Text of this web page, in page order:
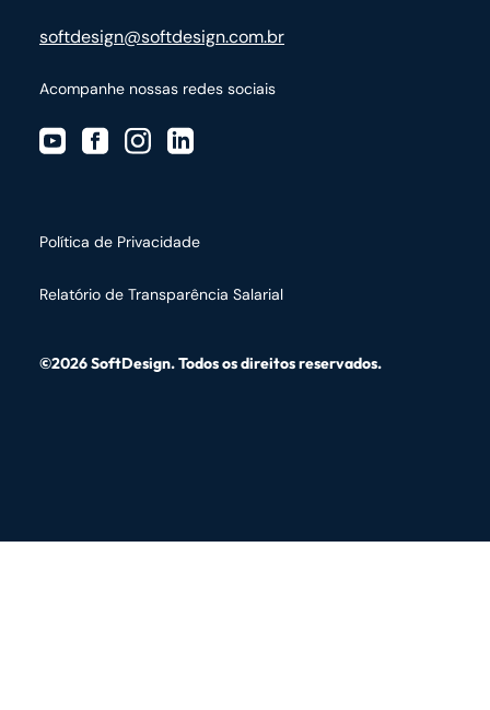
softdesign@softdesign.com.br
Acompanhe nossas redes sociais
©2026 SoftDesign. Todos os direitos reservados.
Política de Privacidade
Relatório de Transparência Salarial